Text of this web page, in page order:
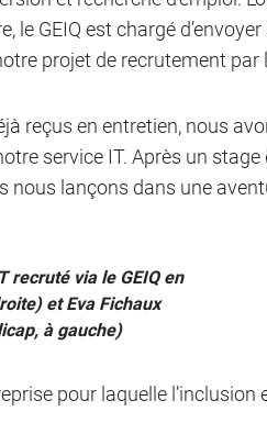
le GEIQ est chargé
projet de recrutement
reçus en entretien, nous
service IT. Après un stage
nous lançons dans une
recruté via le GEIQ en
et Eva Fichaux
à gauche)
pour laquelle l’inclusion